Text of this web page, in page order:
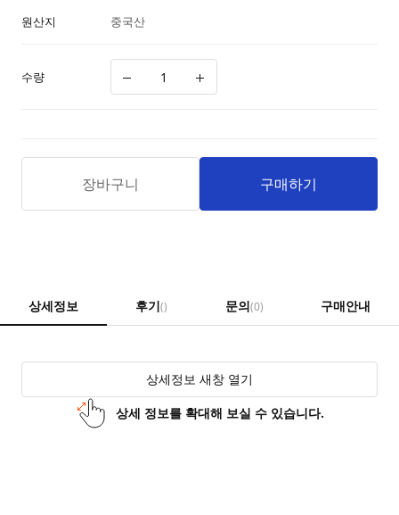
원산지
중국산
수량
장바구니 구매하기
상세정보 후기() 문의(0) 구매안내
상세정보 새창 열기
상세 정보를 확대해 보실 수 있습니다.